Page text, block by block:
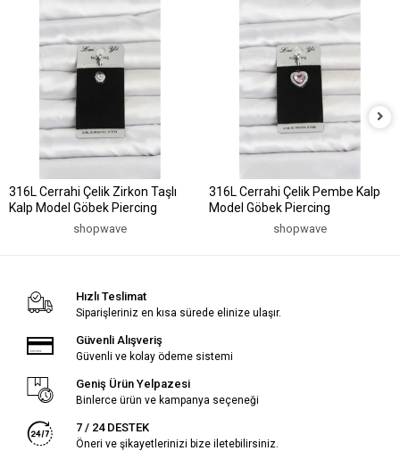
316L Cerrahi Çelik Zirkon Taşlı
Kalp Model Göbek Piercing
shopwave
316L Cerrahi Çelik Pembe Kalp
Model Göbek Piercing
shopwave
Hızlı Teslimat
Siparişleriniz en kısa sürede elinize ulaşır.
Güvenli Alışveriş
Güvenli ve kolay ödeme sistemi
Geniş Ürün Yelpazesi
Binlerce ürün ve kampanya seçeneği
7 / 24 DESTEK
Öneri ve şikayetlerinizi bize iletebilirsiniz.